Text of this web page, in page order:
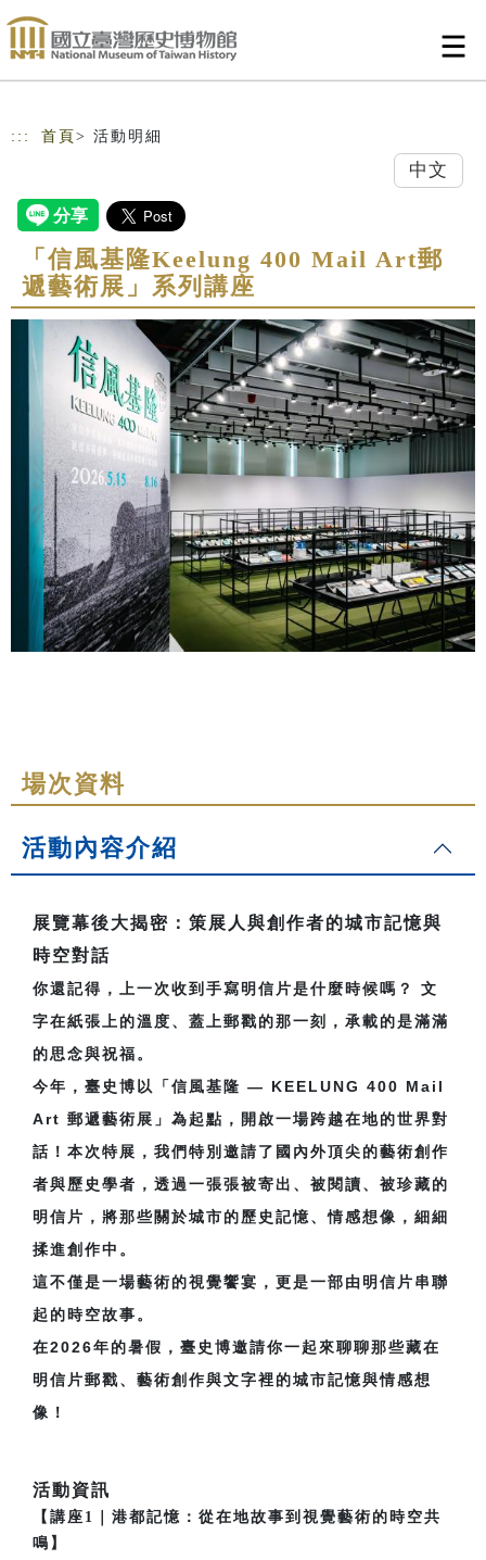
跳到主要內容
網站導覽
::: 首頁 > 活動明細
中文
「信風基隆Keelung 400 Mail Art郵
遞藝術展」系列講座
場次資料
活動內容介紹
展覽幕後大揭密：策展人與創作者的城市記憶與
時空對話
你還記得，上一次收到手寫明信片是什麼時候嗎？ 文
字在紙張上的溫度、蓋上郵戳的那一刻，承載的是滿滿
的思念與祝福。
今年，臺史博以「信風基隆 — KEELUNG 400 Mail
Art 郵遞藝術展」為起點，開啟一場跨越在地的世界對
話！本次特展，我們特別邀請了國內外頂尖的藝術創作
者與歷史學者，透過一張張被寄出、被閱讀、被珍藏的
明信片，將那些關於城市的歷史記憶、情感想像，細細
揉進創作中。
這不僅是一場藝術的視覺饗宴，更是一部由明信片串聯
起的時空故事。
在2026年的暑假，臺史博邀請你一起來聊聊那些藏在
明信片郵戳、藝術創作與文字裡的城市記憶與情感想
像！
活動資訊
【講座1｜港都記憶：從在地故事到視覺藝術的時空共
鳴】